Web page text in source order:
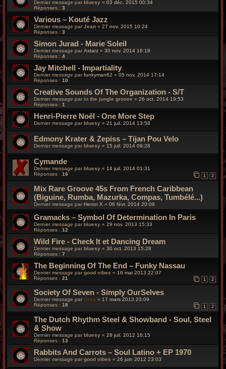
Dernier message par bluesy « 03 déc. 2015 00:34
Réponses : 3
Various – Kouté Jazz
Dernier message parJean « 27 nov. 2015 10:24
Réponses : 3
Simon Jurad - Marie Soleil
Dernier message par Astarz « 30 nov. 2014 16:18
Réponses : 4
Jay Mitchell - Impartiality
Dernier message parfunkyman62 « 05 nov. 2014 17:14
Réponses : 10
Creative Sounds Of The Organization - S/T
Dernier message par in the jungle groove « 26 oct. 2014 19:53
Réponses : 1
Henri-Pierre Noël - One More Step
Dernier message parbluesy « 21 juil. 2014 13:58
Edmony Krater & Zepiss – Tijan Pou Velo
Dernier message par bluesy « 15 juil. 2014 09:28
Cymande
Dernier message parbluesy « 14 juil. 2014 01:31
Réponses : 16 1 2
Mix Rare Groove 45s From French Caribbean
(Biguine, Rumba, Mazurka, Compas, Tumbélé...)
Dernier message par Heron X « 06 févr. 2014 20:08
Gramacks – Symbol Of Determination In Paris
Dernier message parbluesy « 29 nov. 2013 15:33
Réponses : 12
Wild Fire - Check It et Dancing Dream
Dernier message par bluesy « 30 oct. 2013 15:28
Réponses : 7
The Beginning Of The End – Funky Nassau
Dernier message pargood vibes « 16 mai 2013 22:07
Réponses : 21 1 2
Society Of Seven - Simply OurSelves
Dernier message par Orey « 17 mars 2013 23:09
Réponses : 18 1 2
The Dutch Rhythm Steel & Showband - Soul, Steel
& Show
Dernier message par bluesy « 28 juil. 2012 16:15
Réponses : 13
Rabbits And Carrots – Soul Latino + EP 1970
Dernier message par good vibes « 26 juin 2012 23:03